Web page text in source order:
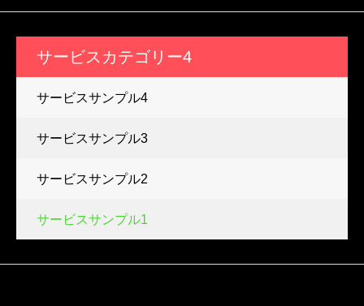
サービスカテゴリー4
サービスサンプル4
サービスサンプル3
サービスサンプル2
サービスサンプル1